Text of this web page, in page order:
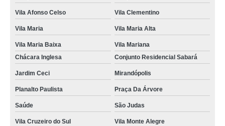
Vila Afonso Celso Vila Clementino
Vila Maria Vila Maria Alta
Vila Maria Baixa
Vila Mariana
Chácara Inglesa
Conjunto Residencial Sabará
Jardim Ceci Mirandópolis
Planalto Paulista Praça Da Árvore
Saúde São Judas
Vila Cruzeiro do Sul Vila Monte Alegre